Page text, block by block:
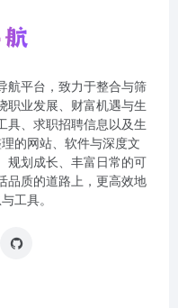
航平台，致力于整合与筛
职业发展、财富机遇与生
具、求职招聘信息以及生
的网站、软件与深度文
规划成长、丰富日常的可
品质的道路上，更高效地
工具。